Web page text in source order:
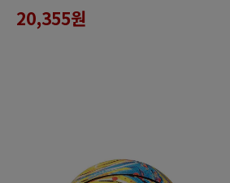
20,355원